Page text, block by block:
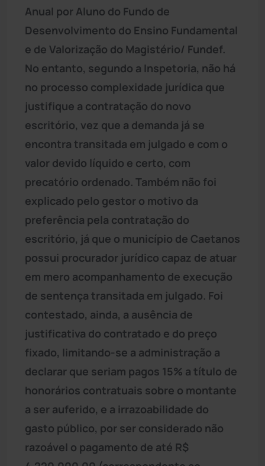
Anual por Aluno do Fundo de
Desenvolvimento do Ensino Fundamental
e de Valorização do Magistério/ Fundef.
No entanto, segundo a Inspetoria, não há
no processo complexidade jurídica que
justifique a contratação do novo
escritório, vez que a demanda já se
encontra transitada em julgado e com o
valor devido líquido e certo, com
precatório ordenado. Também não foi
explicado pelo gestor o motivo da
preferência pela contratação do
escritório, já que o município de Caetanos
possui procurador jurídico capaz de atuar
em mero acompanhamento de execução
de sentença transitada em julgado. Foi
contestado, ainda, a ausência de
justificativa do contratado e do preço
fixado, limitando-se a administração a
declarar que seriam pagos 15% a título de
honorários contratuais sobre o montante
a ser auferido, e a irrazoabilidade do
gasto público, por ser considerado não
razoável o pagamento de até R$